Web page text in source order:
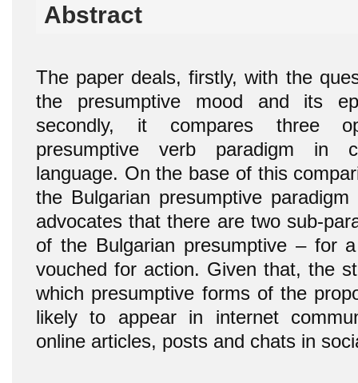
Abstract
The paper deals, firstly, with the
the presumptive mood and its
secondly, it compares three
presumptive verb paradigm in
language. On the base of this
the Bulgarian presumptive
advocates that there are two sub-
of the Bulgarian presumptive – for
vouched for action. Given that, the
which presumptive forms of the
likely to appear in internet
online articles, posts and chats in